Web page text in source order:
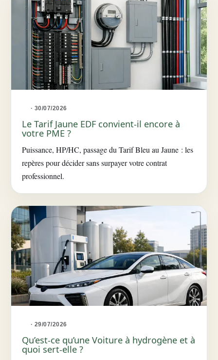
· 30/07/2026
Le Tarif Jaune EDF convient-il encore à
votre PME ?
Puissance, HP/HC, passage du Tarif Bleu au Jaune : les
repères pour décider sans surpayer votre contrat
professionnel.
· 29/07/2026
Qu’est-ce qu’une Voiture à hydrogène et à
quoi sert-elle ?